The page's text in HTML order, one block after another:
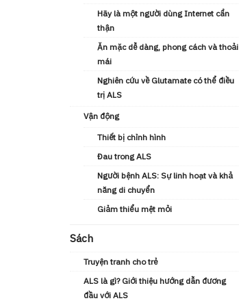
Hãy là một người dùng Internet cẩn
thận
Ăn mặc dễ dàng, phong cách và thoải
mái
Nghiên cứu về Glutamate có thể điều
trị ALS
Vận động
Thiết bị chỉnh hình
Đau trong ALS
Người bệnh ALS: Sự linh hoạt và khả
năng di chuyển
Giảm thiểu mệt mỏi
Sách
Truyện tranh cho trẻ
ALS là gì? Giới thiệu hướng dẫn đương
đầu với ALS